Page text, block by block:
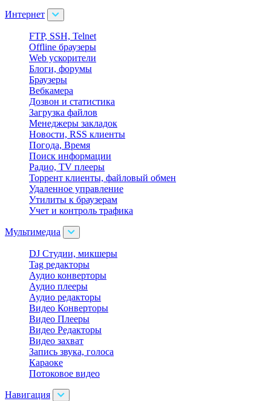
Интернет
FTP, SSH, Telnet
Offline браузеры
Web ускорители
Блоги, форумы
Браузеры
Вебкамера
Дозвон и статистика
Загрузка файлов
Менеджеры закладок
Новости, RSS клиенты
Погода, Время
Поиск информации
Радио, TV плееры
Торрент клиенты, файловый обмен
Удаленное управление
Утилиты к браузерам
Учет и контроль трафика
Мультимедиа
DJ Студии, микшеры
Tag редакторы
Аудио конверторы
Аудио плееры
Аудио редакторы
Видео Конверторы
Видео Плееры
Видео Редакторы
Видео захват
Запись звука, голоса
Караоке
Потоковое видео
Навигация